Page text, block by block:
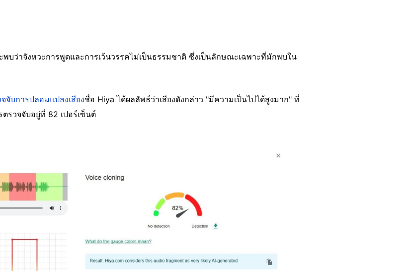
พบว่าจังหวะการพูดและการเว้นวรรคไม่เป็นธรรมชาติ ซึ่งเป็นลักษณะเฉพาะที่มักพบใน
จับการปลอมแปลงเสียงชื่อ Hiya ได้ผลลัพธ์ว่าเสียงดังกล่าว "มีความเป็นไปได้สูงมาก" ที่
รวจจับอยู่ที่ 82 เปอร์เซ็นต์